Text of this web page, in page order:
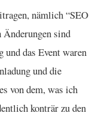
nämlich “SEO
Änderungen sind
und das Event waren
und die
von dem, was ich
konträr zu den